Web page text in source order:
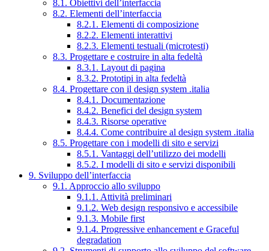
8.1. Obiettivi dell’interfaccia
8.2. Elementi dell’interfaccia
8.2.1. Elementi di composizione
8.2.2. Elementi interattivi
8.2.3. Elementi testuali (microtesti)
8.3. Progettare e costruire in alta fedeltà
8.3.1. Layout di pagina
8.3.2. Prototipi in alta fedeltà
8.4. Progettare con il design system .italia
8.4.1. Documentazione
8.4.2. Benefici del design system
8.4.3. Risorse operative
8.4.4. Come contribuire al design system .italia
8.5. Progettare con i modelli di sito e servizi
8.5.1. Vantaggi dell’utilizzo dei modelli
8.5.2. I modelli di sito e servizi disponibili
9. Sviluppo dell’interfaccia
9.1. Approccio allo sviluppo
9.1.1. Attività preliminari
9.1.2. Web design responsivo e accessibile
9.1.3. Mobile first
9.1.4. Progressive enhancement e Graceful
degradation